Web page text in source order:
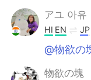
Türkçe
Português
アユ 아유
HI EN JP
@物欲の
物欲の塊